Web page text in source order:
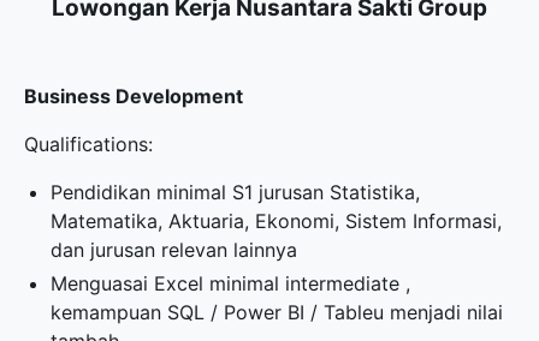
Lowongan Kerja Nusantara Sakti Group
Business Development
Qualifications:
Pendidikan minimal S1 jurusan Statistika,
Matematika, Aktuaria, Ekonomi, Sistem Informasi,
dan jurusan relevan lainnya
Menguasai Excel minimal intermediate ,
kemampuan SQL / Power BI / Tableu menjadi nilai